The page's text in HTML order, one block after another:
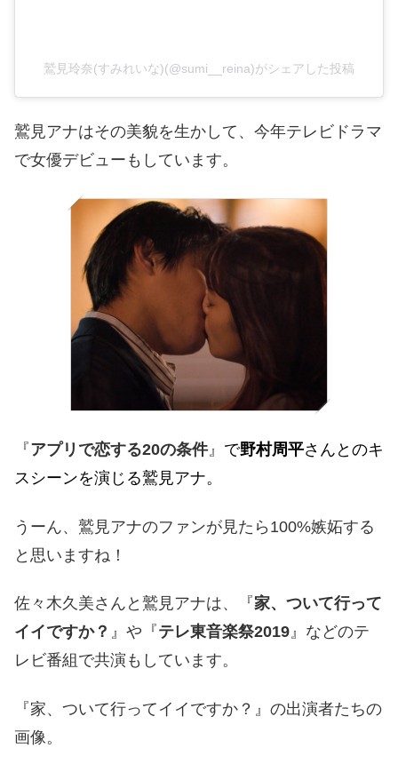
鷲見玲奈(すみれいな)(@sumi__reina)がシェアした投稿
鷲見アナはその美貌を生かして、今年テレビドラマ
で女優デビューもしています。
『アプリで恋する20の条件』 で野村周平さんとのキ
スシーンを演じる鷲見アナ。
うーん、鷲見アナのファンが見たら100%嫉妬する
と思いますね！
佐々木久美さんと 鷲見アナは、『家、ついて行って
イイですか？ 』や 『テレ東音楽祭2019』などのテ
レビ番組で共演もしています。
『家、ついて行ってイイですか？』の出演者たちの
画像。